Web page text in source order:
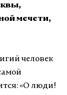
мечети,
человек
«О люди!